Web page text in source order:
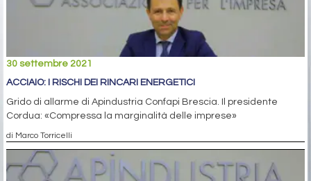
30 settembre 2021
ACCIAIO: I RISCHI DEI RINCARI ENERGETICI
Grido di allarme di Apindustria Confapi Brescia. Il presidente
Cordua: «Compressa la marginalità delle imprese»
di Marco Torricelli